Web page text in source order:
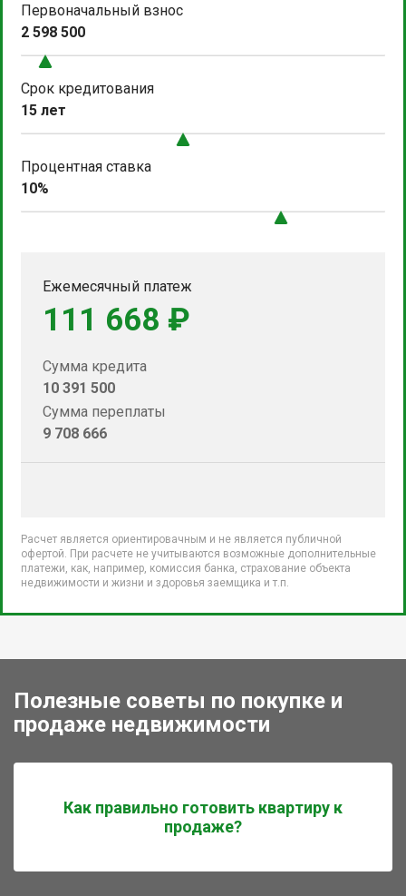
Первоначальный взнос
2 598 500
Срок кредитования
15 лет
Процентная ставка
10%
Ежемесячный платеж
111 668 ₽
Сумма кредита
10 391 500
Сумма переплаты
9 708 666
Расчет является ориентировачным и не является публичной
офертой. При расчете не учитываются возможные дополнительные
платежи, как, например, комиссия банка, страхование объекта
недвижимости и жизни и здоровья заемщика и т.п.
Полезные советы по покупке и
продаже недвижимости
Как правильно готовить квартиру к
продаже?